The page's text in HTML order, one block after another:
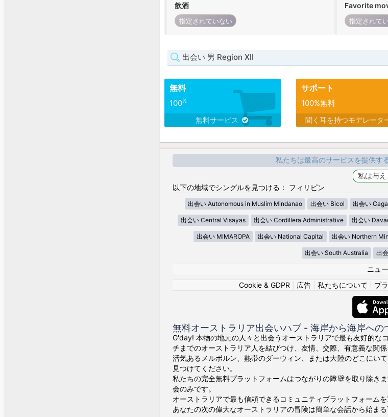
飲酒
指定されていない
Favorite
指定されて
出会い 男 Region XII
無料
100%
無料サービス
サポート
100%無料
聞く耳を持つモデレータ
私たちは最高のサービスを提供す
以下の地域でシングルを見つける： フィリピン
出会い Autonomous in Muslim Mindanao 出会い Bicol 出会い
出会い Central Visayas 出会い Cordillera Administrative 出会い
出会い MIMAROPA 出会い National Capital 出会い Northern
出会い South Australia 出
ニュ
Cookie & GDPR
広告| 私たちについて プ
無料オーストラリア出会いハブ - 海岸から海岸への
G'day! 本物の地元の人々と出会うオーストラリアで最も友好的
チまでのオーストラリア人を結びつけ、友情、交際、有意義な関係
活気あるメルボルン、熱帯のダーウィン、または大陸のどこにい
見つけてください。
私たちの完全無料プラットフォームはつながりの障壁を取り除き
会のみです。
オーストラリアで最も信頼できるコミュニティプラットフォーム
あなたの次の偉大なオーストラリアの冒険は簡単な会話から始ま